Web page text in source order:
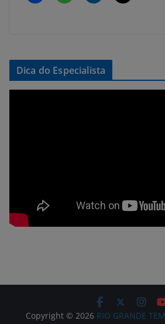
Dica do Especialista
Copyright © 2026 RIO GRANDE TEM